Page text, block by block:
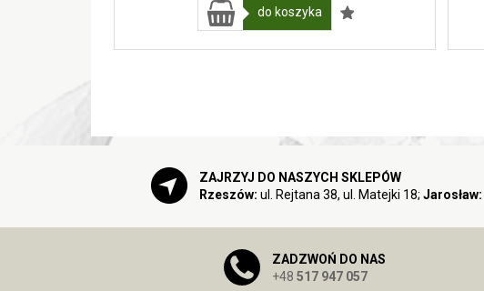
do koszyka
ZAJRZYJ DO NASZYCH SKLEPÓW
Rzeszów: ul. Rejtana 38, ul. Matejki 18; Jarosław:
ZADZWOŃ DO NAS
+48 517 947 057